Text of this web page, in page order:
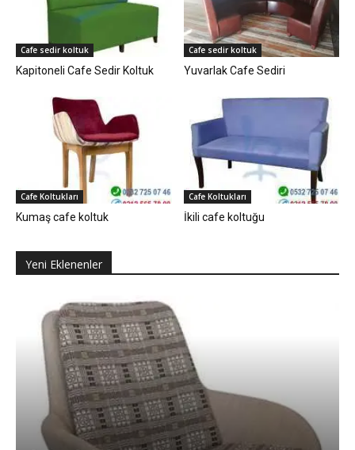
Cafe sedir koltuk
Kapitoneli Cafe Sedir Koltuk
Cafe sedir koltuk
Yuvarlak Cafe Sediri
Cafe Koltukları
Kumaş cafe koltuk
Cafe Koltukları
İkili cafe koltuğu
Yeni Eklenenler